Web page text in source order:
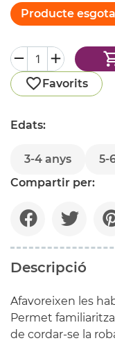
Producte
Favorits
Edats:
3-4 anys 5-
Compartir per:
Descripció
Afavoreixen les
Permet
de cordar-se la